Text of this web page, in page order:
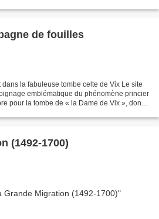
de fouilles
la fabuleuse tombe celte de Vix Le site
emblématique du phénomène princier
pour la tombe de « la Dame de Vix », dont
(1492-1700)